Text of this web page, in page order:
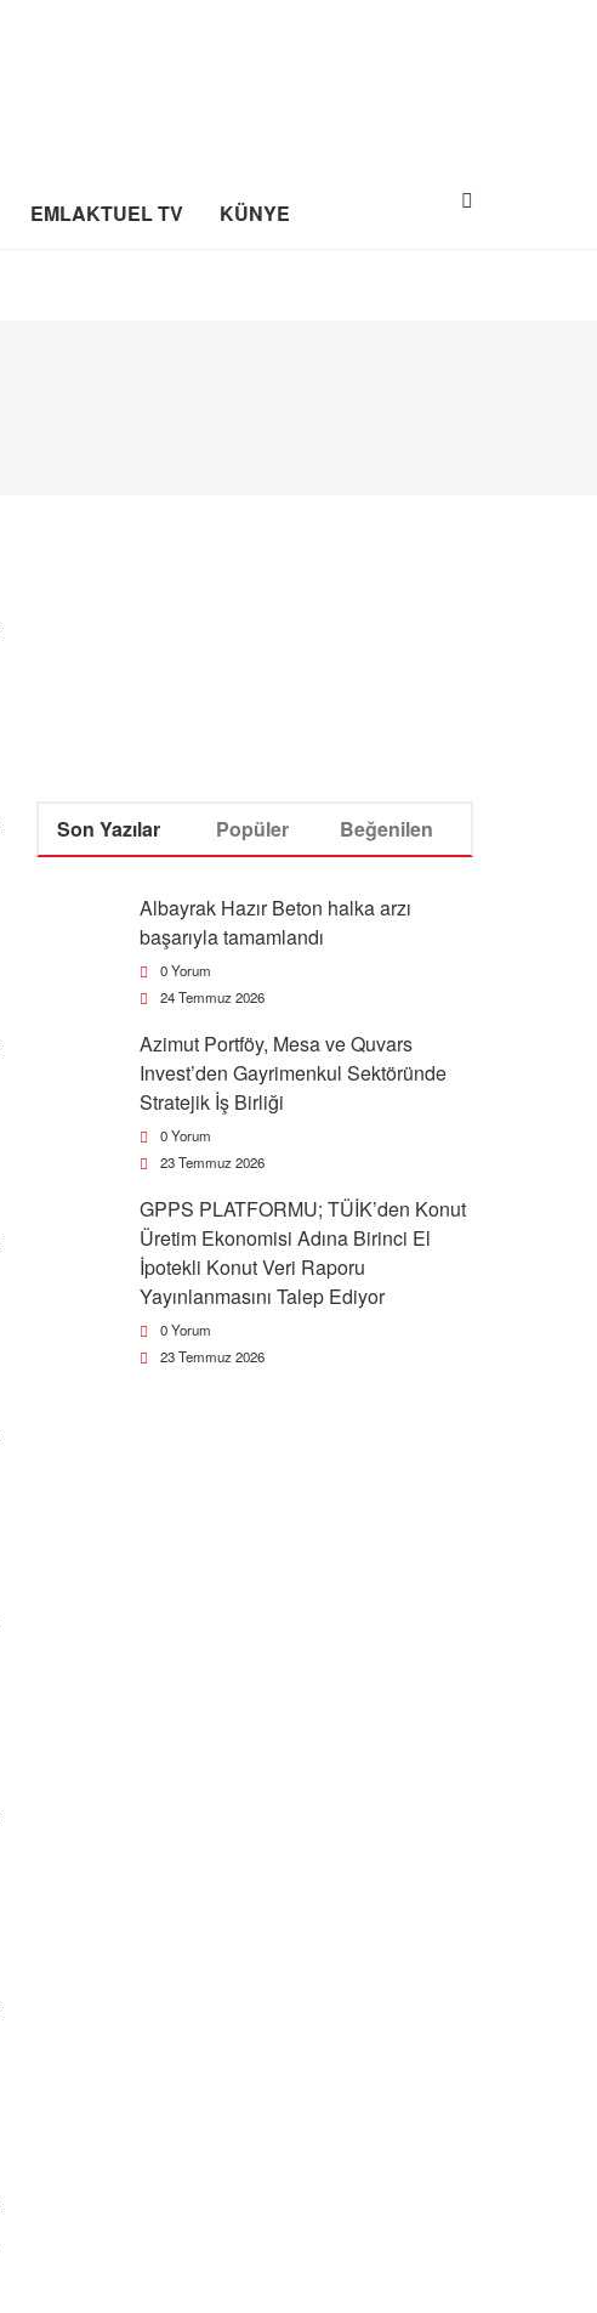
EMLAKTUEL TV KÜNYE
Son Yazılar Popüler Beğenilen
Albayrak Hazır Beton halka arzı
başarıyla tamamlandı
0 Yorum
24 Temmuz 2026
Azimut Portföy, Mesa ve Quvars
Invest’den Gayrimenkul Sektöründe
Stratejik İş Birliği
0 Yorum
23 Temmuz 2026
GPPS PLATFORMU; TÜİK’den Konut
Üretim Ekonomisi Adına Birinci El
İpotekli Konut Veri Raporu
Yayınlanmasını Talep Ediyor
0 Yorum
23 Temmuz 2026